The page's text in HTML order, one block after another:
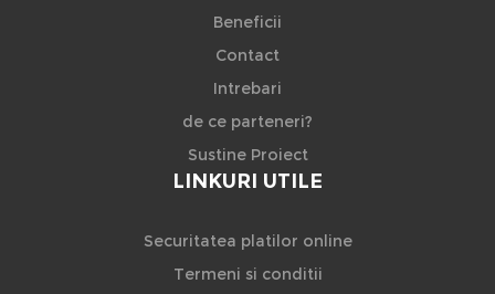
Beneficii
Contact
Intrebari
de ce parteneri?
Sustine Proiect
LINKURI UTILE
Securitatea platilor online
Termeni si conditii